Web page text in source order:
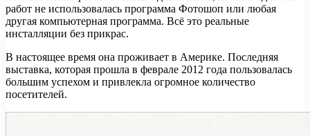
работ не использовалась программа Фотошоп или любая
другая компьютерная программа. Всё это реальные
инсталляции без прикрас.
В настоящее время она проживает в Америке. Последняя
выставка, которая прошла в феврале 2012 года пользовалась
большим успехом и привлекла огромное количество
посетителей.